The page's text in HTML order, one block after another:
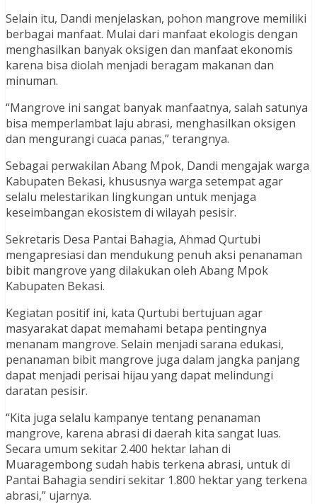
Selain itu, Dandi menjelaskan, pohon mangrove memiliki
berbagai manfaat. Mulai dari manfaat ekologis dengan
menghasilkan banyak oksigen dan manfaat ekonomis
karena bisa diolah menjadi beragam makanan dan
minuman.
“Mangrove ini sangat banyak manfaatnya, salah satunya
bisa memperlambat laju abrasi, menghasilkan oksigen
dan mengurangi cuaca panas,” terangnya.
Sebagai perwakilan Abang Mpok, Dandi mengajak warga
Kabupaten Bekasi, khususnya warga setempat agar
selalu melestarikan lingkungan untuk menjaga
keseimbangan ekosistem di wilayah pesisir.
Sekretaris Desa Pantai Bahagia, Ahmad Qurtubi
mengapresiasi dan mendukung penuh aksi penanaman
bibit mangrove yang dilakukan oleh Abang Mpok
Kabupaten Bekasi.
Kegiatan positif ini, kata Qurtubi bertujuan agar
masyarakat dapat memahami betapa pentingnya
menanam mangrove. Selain menjadi sarana edukasi,
penanaman bibit mangrove juga dalam jangka panjang
dapat menjadi perisai hijau yang dapat melindungi
daratan pesisir.
“Kita juga selalu kampanye tentang penanaman
mangrove, karena abrasi di daerah kita sangat luas.
Secara umum sekitar 2.400 hektar lahan di
Muaragembong sudah habis terkena abrasi, untuk di
Pantai Bahagia sendiri sekitar 1.800 hektar yang terkena
abrasi,” ujarnya.